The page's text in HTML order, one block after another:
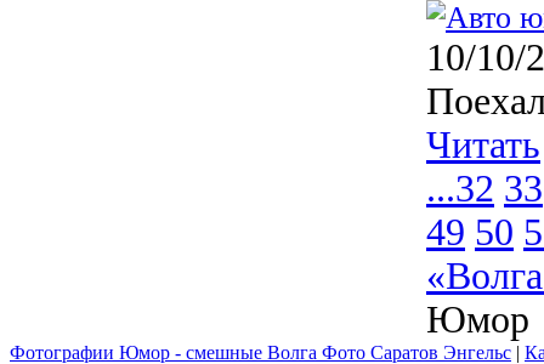
10/10/
Читать
...32 33
49 50
Юмор
Фотографии Юмор - смешные Волга Фото Саратов Энгельс |